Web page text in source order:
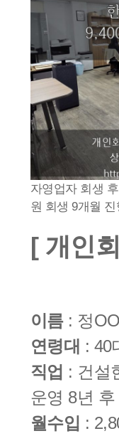
자영업자 회생
원 회생 9개월 진
[ 개인
이름 : 정OO
연령대 : 40
직업 : 건설
운영 8년
월수입 :